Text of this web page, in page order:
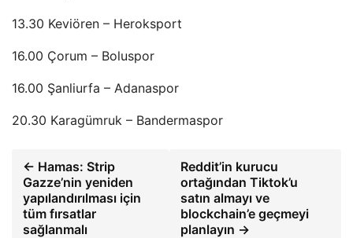
13.30 Keviören – Heroksport
16.00 Çorum – Boluspor
16.00 Şanliurfa – Adanaspor
20.30 Karagümruk – Bandermaspor
← Hamas: Strip
Gazze’nin yeniden
yapılandırılması için
tüm fırsatlar
sağlanmalı
Reddit’in kurucu
ortağından Tiktok’u
satın almayı ve
blockchain’e geçmeyi
planlayın →